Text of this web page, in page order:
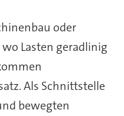
oder
Lasten geradlinig
Als Schnittstelle
bewegten